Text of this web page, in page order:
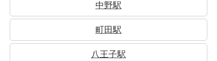
中野駅
町田駅
八王子駅